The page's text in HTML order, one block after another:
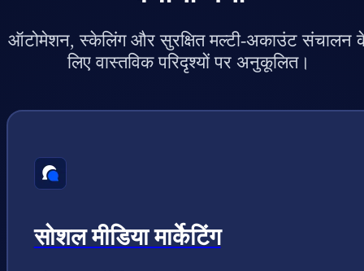
ऑटोमेशन, स्केलिंग और सुरक्षित मल्टी-अकाउंट संचालन
लिए वास्तविक परिदृश्यों पर अनुकूलित।
सोशल मीडिया मार्केटिंग